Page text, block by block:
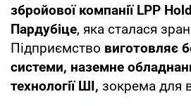
збройової компанії LPP
Пардубіце, яка сталася
Підприємство виготовляє
системи, наземне
технології ШІ, зокрема для